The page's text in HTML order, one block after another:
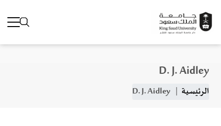
تجاوز إلى المحتوى الرئيسي
D. J. Aidley
مسار التنقل
الرئيسية